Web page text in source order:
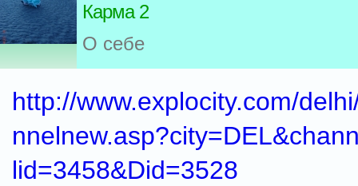
Карма 2
О себе
http://www.explocity.com/
lid=3458&Did=3528